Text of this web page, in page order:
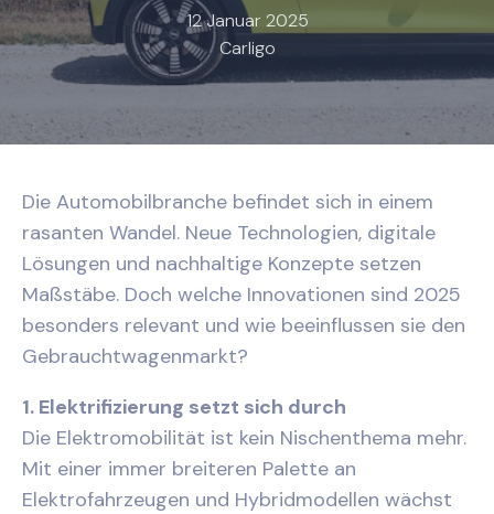
12 Januar 2025
Carligo
Die Automobilbranche befindet sich in einem
rasanten Wandel. Neue Technologien, digitale
Lösungen und nachhaltige Konzepte setzen
Maßstäbe. Doch welche Innovationen sind 2025
besonders relevant und wie beeinflussen sie den
Gebrauchtwagenmarkt?
1. Elektrifizierung setzt sich durch
Die Elektromobilität ist kein Nischenthema mehr.
Mit einer immer breiteren Palette an
Elektrofahrzeugen und Hybridmodellen wächst